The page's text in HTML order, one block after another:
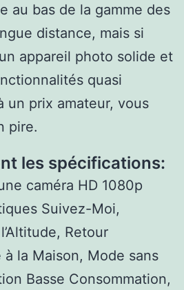
au bas de la gamme des
distance, mais si
appareil photo solide et
quasi
un prix amateur, vous
pire.
les spécifications:
caméra HD 1080p
Suivez-Moi,
Retour
à la Maison, Mode sans
Basse Consommation,